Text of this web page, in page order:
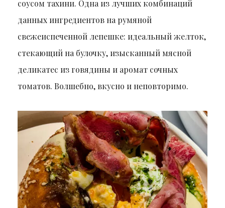
соусом тахини. Одна из лучших комбинаций
данных ингредиентов на румяной
свежеиспеченной лепешке: идеальный желток,
стекающий на булочку, изысканный мясной
деликатес из говядины и аромат сочных
томатов. Волшебно, вкусно и неповторимо.